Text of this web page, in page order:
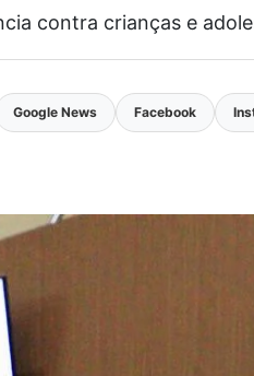
contra crianças e
Google News Facebook